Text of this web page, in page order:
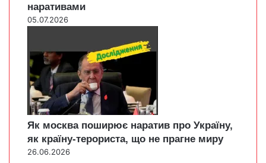
наративами
05.07.2026
Як москва поширює наратив про Україну,
як країну-терориста, що не прагне миру
26.06.2026